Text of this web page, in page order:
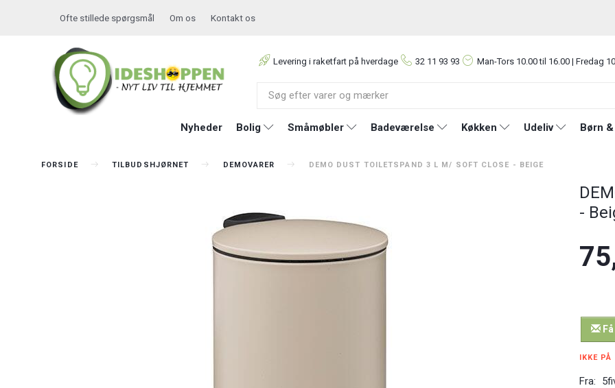
Ofte stillede spørgsmål Om os Kontakt os
Levering i raketfart på hverdage 32 11 93 93 Man-Tors 10.00 til 16.00 | Fredag
Nyheder Bolig Småmøbler Badeværelse Køkken Udeliv Børn
FORSIDE TILBUDSHJØRNET DEMOVARER DEMO DUST TOILETSPAND 3 L M/ SOFT CLOSE - BEIGE
-
IKKE PÅ
Fra: